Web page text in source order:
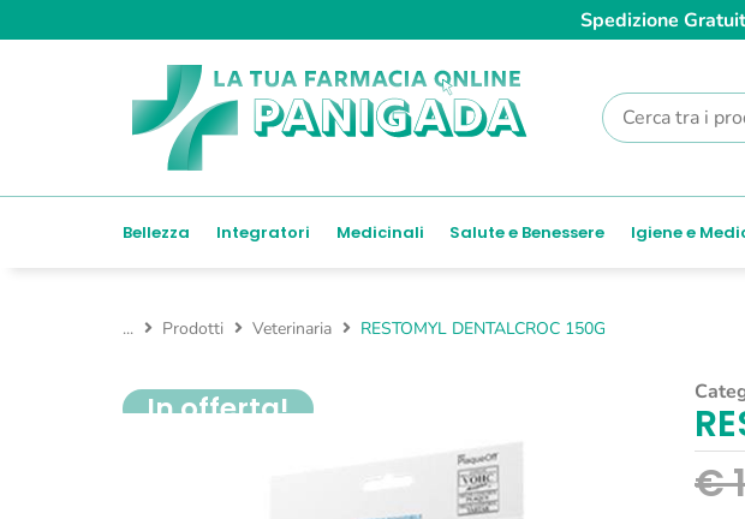
Spedizione
Bellezza Integratori Medicinali Salute e Benessere Igiene e
... Prodotti Veterinaria RESTOMYL DENTALCROC 150G
In offerta!
€